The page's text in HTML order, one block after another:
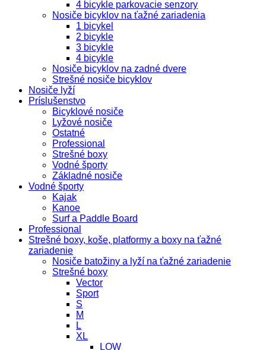
4 bicykle parkovacie senzory
Nosiče bicyklov na ťažné zariadenia
1 bicykel
2 bicykle
3 bicykle
4 bicykle
Nosiče bicyklov na zadné dvere
Strešné nosiče bicyklov
Nosiče lyží
Príslušenstvo
Bicyklové nosiče
Lyžové nosiče
Ostatné
Professional
Strešné boxy
Vodné športy
Základné nosiče
Vodné športy
Kajak
Kanoe
Surf a Paddle Board
Professional
Strešné boxy, koše, platformy a boxy na ťažné
zariadenie
Nosiče batožiny a lyží na ťažné zariadenie
Strešné boxy
Vector
Sport
S
M
L
XL
LOW